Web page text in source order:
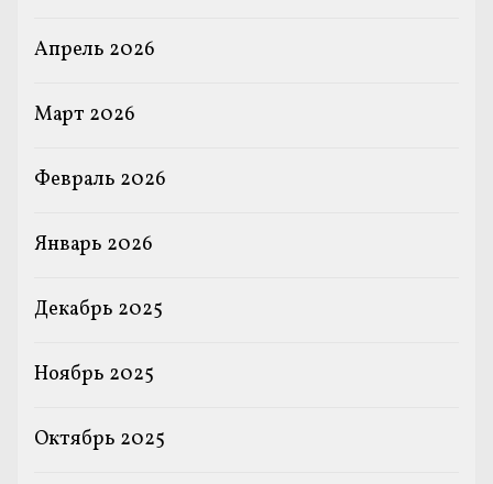
Апрель 2026
Март 2026
Февраль 2026
Январь 2026
Декабрь 2025
Ноябрь 2025
Октябрь 2025